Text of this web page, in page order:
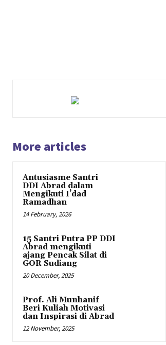
More articles
Antusiasme Santri
DDI Abrad dalam
Mengikuti I’dad
Ramadhan
14 February, 2026
15 Santri Putra PP DDI
Abrad mengikuti
ajang Pencak Silat di
GOR Sudiang
20 December, 2025
Prof. Ali Munhanif
Beri Kuliah Motivasi
dan Inspirasi di Abrad
12 November, 2025